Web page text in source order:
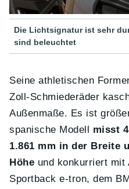
Die Lichtsignatur ist sehr
sind beleuchtet
Seine athletischen
Zoll-Schmiederäder
Außenmaße. Es ist
spanische Modell misst
1.861 mm in der Breite
Höhe und konkurriert mit
Sportback e-tron, dem